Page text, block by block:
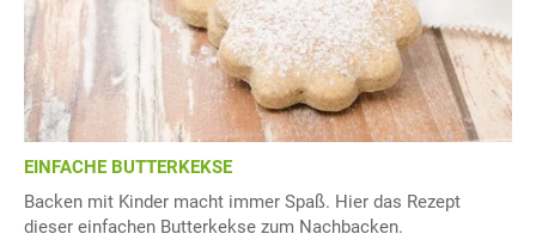
EINFACHE BUTTERKEKSE
Backen mit Kinder macht immer Spaß. Hier das Rezept
dieser einfachen Butterkekse zum Nachbacken.